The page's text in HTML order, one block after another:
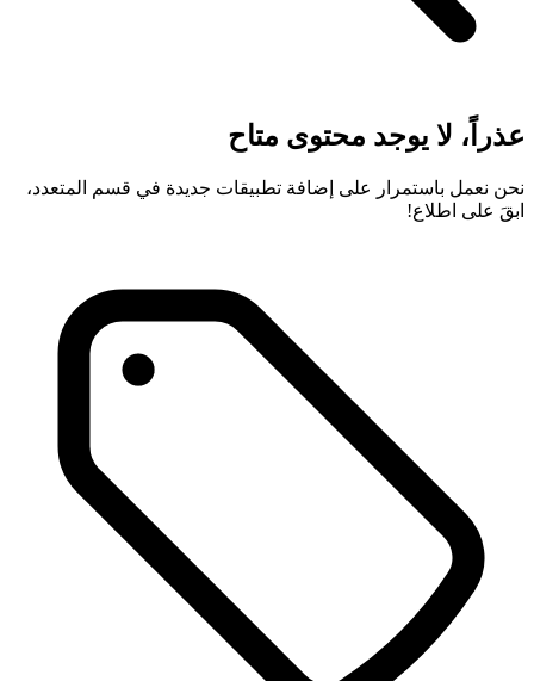
عذراً، لا يوجد محتوى متاح
نحن نعمل باستمرار على إضافة تطبيقات جديدة في قسم المتعدد،
ابقَ على اطلاع!